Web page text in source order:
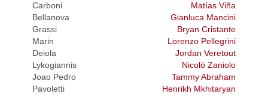
Carboni
Bellanova
Grassi
Marin
Deiola
Lykogiannis
Joao Pedro
Pavoletti
Matías Viña
Gianluca Mancini
Bryan Cristante
Lorenzo Pellegrini
Jordan Veretout
Nicolò Zaniolo
Tammy Abraham
Henrikh Mkhitaryan